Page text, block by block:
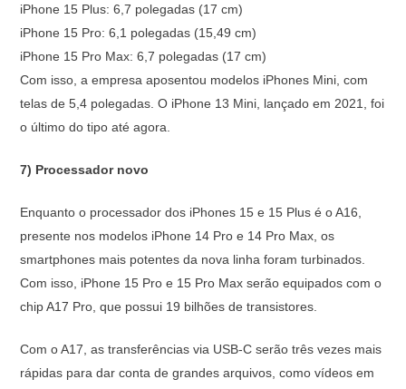
iPhone 15 Plus: 6,7 polegadas (17 cm)
iPhone 15 Pro: 6,1 polegadas (15,49 cm)
iPhone 15 Pro Max: 6,7 polegadas (17 cm)
Com isso, a empresa aposentou modelos iPhones Mini, com
telas de 5,4 polegadas. O iPhone 13 Mini, lançado em 2021, foi
o último do tipo até agora.
7) Processador novo
Enquanto o processador dos iPhones 15 e 15 Plus é o A16,
presente nos modelos iPhone 14 Pro e 14 Pro Max, os
smartphones mais potentes da nova linha foram turbinados.
Com isso, iPhone 15 Pro e 15 Pro Max serão equipados com o
chip A17 Pro, que possui 19 bilhões de transistores.
Com o A17, as transferências via USB-C serão três vezes mais
rápidas para dar conta de grandes arquivos, como vídeos em